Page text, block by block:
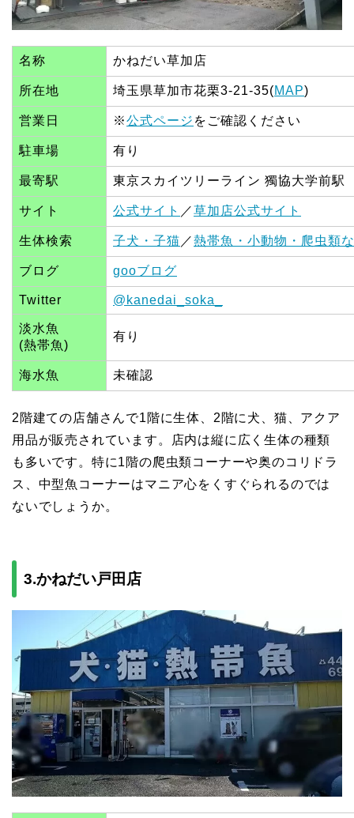
名称 かねだい草加店
所在地 埼玉県草加市花栗3-21-35(MAP)
営業日 ※公式ページ をご確認ください
駐車場 有り
最寄駅 東京スカイツリーライン 獨協大学前駅
サイト 公式サイト ／草加店公式サイト
生体検索 子犬・子猫 ／熱帯魚・小動物・爬虫類
ブログ gooブログ
Twitter @kanedai_soka_
淡水魚
(熱帯魚)
有り
海水魚 未確認
2階建ての店舗さんで1階に生体、2階に犬、猫、アクア
用品が販売されています。店内は縦に広く生体の種類
も多いです。特に1階の爬虫類コーナーや奥のコリドラ
ス、中型魚コーナーはマニア心をくすぐられるのでは
ないでしょうか。
3.かねだい戸田店